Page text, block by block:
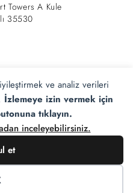
ve analiz verileri
İzlemeye izin vermek için
tıklayın.
inceleyebilirsiniz.
et
Towers A Kule
35530
Tasarım AdamE-ticaret.